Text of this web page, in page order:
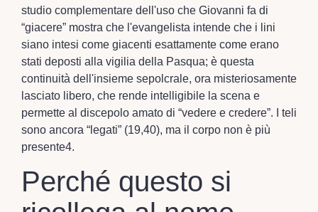
studio complementare dell'uso che Giovanni fa di
“giacere” mostra che l'evangelista intende che i lini
siano intesi come giacenti esattamente come erano
stati deposti alla vigilia della Pasqua; è questa
continuità dell'insieme sepolcrale, ora misteriosamente
lasciato libero, che rende intelligibile la scena e
permette al discepolo amato di “vedere e credere”. I teli
sono ancora “legati” (19,40), ma il corpo non è più
presente4.
Perché questo si